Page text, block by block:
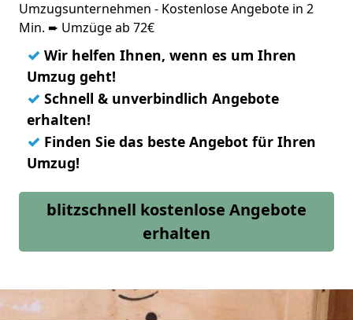
Umzugsunternehmen - Kostenlose Angebote in 2
Min. ➨ Umzüge ab 72€
✓ Wir helfen Ihnen, wenn es um Ihren
Umzug geht!
✓ Schnell & unverbindlich Angebote
erhalten!
✓ Finden Sie das beste Angebot für Ihren
Umzug!
blitzschnell kostenlose Angebote
erhalten